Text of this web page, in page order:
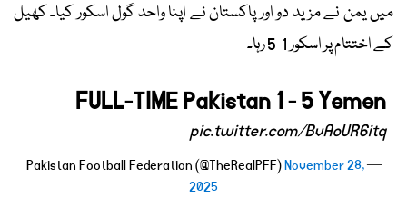
میں یمن نے مزید دو اور پاکستان نے اپنا واحد گول اسکور کیا۔ کھیل
کے اختتام پر اسکور 1-5 رہا۔
FULL-TIME Pakistan 1 - 5 Yemen
pic.twitter.com/BvAoUR6itq
— Pakistan Football Federation (@TheRealPFF)
November 28,
2025